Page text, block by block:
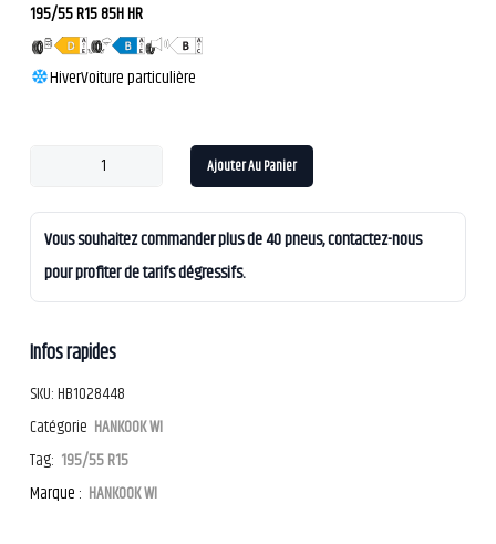
195/55 R15 85H HR
HiverVoiture particulière
Ajouter Au Panier
Vous souhaitez commander plus de 40 pneus, contactez-nous
pour profiter de tarifs dégressifs.
Infos rapides
SKU:HB1028448
Catégorie HANKOOK WI
Tag: 195/55 R15
Marque : HANKOOK WI